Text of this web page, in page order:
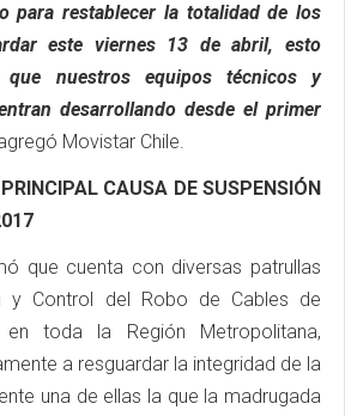
para restablecer la totalidad de los
este viernes 13 de abril, esto
nuestros equipos técnicos y
desarrollando desde el primer
Movistar Chile.
CAUSA DE SUSPENSIÓN
que cuenta con diversas patrullas
y Control del Robo de Cables de
en toda la Región Metropolitana,
a resguardar la integridad de la
una de ellas la que la madrugada